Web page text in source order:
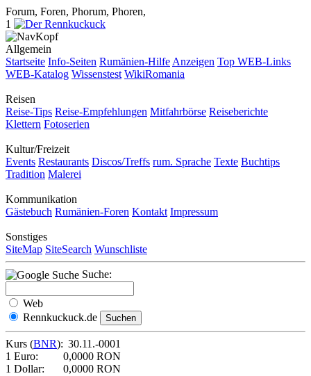
Forum, Foren, Phorum, Phoren,
1
Allgemein
Startseite Info-Seiten Rumänien-Hilfe Anzeigen Top WEB-Links
WEB-Katalog Wissenstest WikiRomania
Reisen
Reise-Tips Reise-Empfehlungen Mitfahrbörse Reiseberichte
Klettern Fotoserien
Kultur/Freizeit
Events Restaurants Discos/Treffs rum. Sprache Texte Buchtips
Tradition Malerei
Kommunikation
Gästebuch Rumänien-Foren Kontakt Impressum
Sonstiges
SiteMap SiteSearch Wunschliste
Suche:
Web
Rennkuckuck.de
Kurs (BNR): 30.11.-0001
1 Euro:
0,0000 RON
1 Dollar:
0,0000 RON